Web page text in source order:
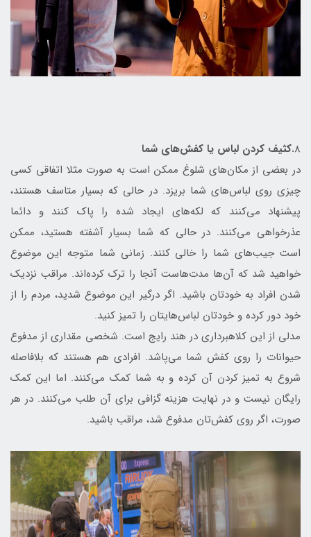
8.کثیف کردن لباس یا کفش‌های شما
در بعضی از مکان‌های شلوغ ممکن است به صورت مثلا اتفاقی کسی
چیزی روی لباس‌های شما بریزد. در حالی‌ که بسیار متاسف هستند،
پیشنهاد می‌کنند که لکه‌های ایجاد شده را پاک کنند و دائما
عذرخواهی می‌کنند. در حالی که شما بسیار آشفته هستید، ممکن
است جیب‌های شما را خالی کنند. زمانی شما متوجه این موضوع
خواهید شد که آن‌ها مدت‌هاست آنجا را ترک کرده‌اند. مراقب نزدیک
شدن افراد به خودتان باشید. اگر درگیر این موضوع شدید، مردم را از
خود دور کرده و خودتان لباس‌هایتان را تمیز کنید.
مدلی از این کلاهبرداری در هند رایج است. شخصی مقداری از مدفوع
حیوانات را روی کفش شما می‌پاشد. افرادی هم هستند که بلافاصله
شروع به تمیز کردن آن کرده و به شما کمک می‌کنند. اما این کمک
رایگان نیست و در نهایت هزینه گزافی برای آن طلب می‌کنند. در هر
صورت، اگر روی کفش‌تان مدفوع شد، مراقب باشید.